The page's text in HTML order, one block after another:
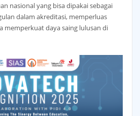
nasional yang bisa dipakai sebagai
dalam akreditasi, memperluas
memperkuat daya saing lulusan di